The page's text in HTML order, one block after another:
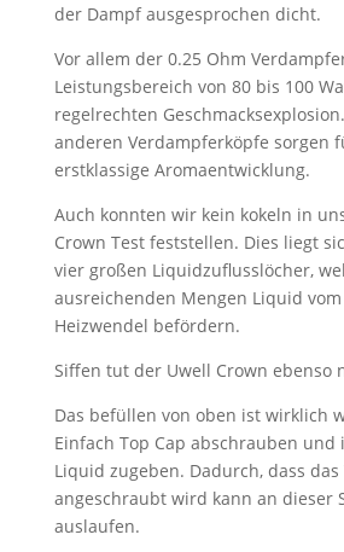
der Dampf ausgesprochen dicht.
Vor allem der 0.25 Ohm
Leistungsbereich von 80 bis 100
regelrechten
anderen Verdampferköpfe sorgen
erstklassige Aromaentwicklung.
Auch konnten wir kein kokeln in
Crown Test feststellen. Dies liegt
vier großen Liquidzuflusslöcher,
ausreichenden Mengen Liquid
Heizwendel befördern.
Siffen tut der Uwell Crown ebenso
Das befüllen von oben ist wirklich
Einfach Top Cap abschrauben
Liquid zugeben. Dadurch, dass das
angeschraubt wird kann an dieser
auslaufen.